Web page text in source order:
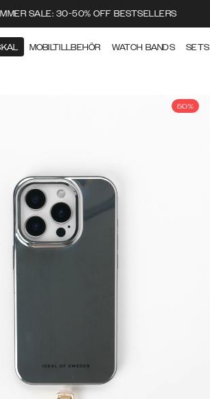
SALE: 30-50% OFF BESTSELLERS
MOBILTILLBEHÖR WATCH BANDS SETS
50%